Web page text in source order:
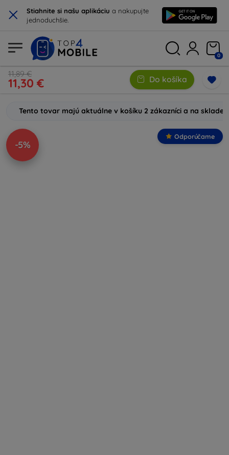
× Stiahnite si našu aplikáciu a nakupujte
jednoduchšie.
0
11,89 €
11,30 € Do košíka
Tento tovar majú aktuálne v košíku 2 zákazníci a na sklade
-5%
Odporúčame